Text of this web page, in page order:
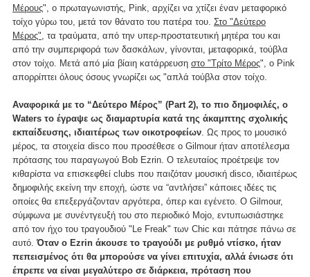
Μέρους", ο πρωταγωνιστής, Pink, αρχίζει να χτίζει έναν μεταφορικό
τοίχο γύρω του, μετά τον θάνατο του πατέρα του. Στο "Δεύτερο
Μέρος", τα τραύματα, από την υπερ-προστατευτική μητέρα του και
από την συμπεριφορά των δασκάλων, γίνονται, μεταφορικά, τούβλα
στον τοίχο. Μετά από μία βίαιη κατάρρευση στο "Τρίτο Μέρος", ο Pink
απορρίπτει όλους όσους γνωρίζει ως "απλά τούβλα στον τοίχο.
Αναφορικά με το “Δεύτερο Μέρος” (Part 2), το πιο δημοφιλές, ο
Waters το έγραψε ως διαμαρτυρία κατά της άκαμπτης σχολικής
εκπαίδευσης, ιδιαιτέρως των οικοτροφείων. Ως προς το μουσικό
μέρος, τα στοιχεία disco που προσέθεσε ο Gilmour ήταν αποτέλεσμα
πρότασης του παραγωγού Bob Ezrin. Ο τελευταίος προέτρεψε τον
κιθαρίστα να επισκεφθεί clubs που παιζόταν μουσική disco, ιδιαιτέρως
δημοφιλής εκείνη την εποχή, ώστε να “αντλήσει” κάποιες ιδέες τις
οποίες θα επεξεργάζονταν αργότερα, όπερ και εγένετο. O Gilmour,
σύμφωνα με συνέντγευξή του στο περιοδικό Mojo, εντυπωσιάστηκε
από τον ήχο του τραγουδιού "Le Freak" των Chic και πάτησε πάνω σε
αυτό.Όταν ο Ezrin άκουσε το τραγούδι με ρυθμό ντίσκο, ήταν
πεπεισμένος ότι θα μπορούσε να γίνει επιτυχία, αλλά ένιωσε ότι
έπρεπε να είναι μεγαλύτερο σε διάρκεια, πρόταση που